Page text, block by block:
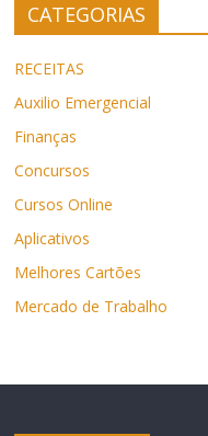
CATEGORIAS
RECEITAS
Auxilio Emergencial
Finanças
Concursos
Cursos Online
Aplicativos
Melhores Cartões
Mercado de Trabalho